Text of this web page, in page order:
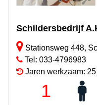
Schildersbedrijf
Stationsweg 448,
Tel: 033-4796983
Jaren werkzaam:
1